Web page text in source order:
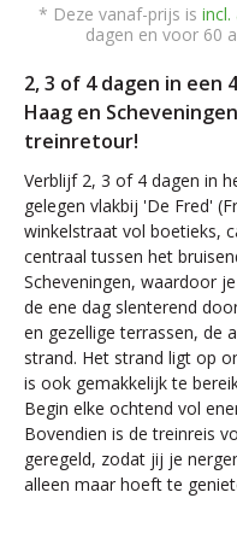
* Deze vanaf-prijs is incl.
dagen en voor 60
2, 3 of 4 dagen in
Haag en
treinretour!
Verblijf 2, 3 of 4 dagen in
gelegen vlakbij 'De Fred'
winkelstraat vol boetieks,
centraal tussen het
Scheveningen, waardoor
de ene dag slenterend
en gezellige terrassen, de
strand. Het strand ligt op
is ook gemakkelijk te
Begin elke ochtend vol
Bovendien is de treinreis
geregeld, zodat jij je
alleen maar hoeft te